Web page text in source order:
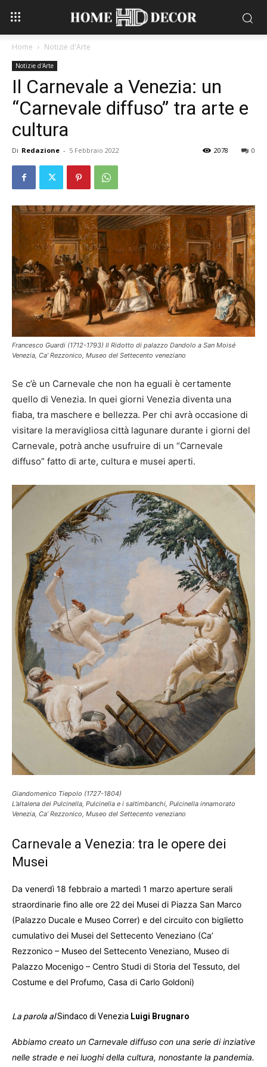
Home Notizie d'Arte
Notizie d'Arte
Il Carnevale a Venezia: un
“Carnevale diffuso” tra arte e
cultura
Di Redazione - 5 Febbraio 2022 0
2078
Francesco Guardi (1712-1793) Il Ridotto di palazzo Dandolo a San Moisé
Venezia, Ca’ Rezzonico, Museo del Settecento veneziano
Se c’è un Carnevale che non ha eguali è certamente
quello di Venezia. In quei giorni Venezia diventa una
fiaba, tra maschere e bellezza. Per chi avrà occasione di
visitare la meravigliosa città lagunare durante i giorni del
Carnevale, potrà anche usufruire di un “Carnevale
diffuso” fatto di arte, cultura e musei aperti.
Giandomenico Tiepolo (1727-1804)
L’altalena dei Pulcinella, Pulcinella e i saltimbanchi, Pulcinella innamorato
Venezia, Ca’ Rezzonico, Museo del Settecento veneziano
Carnevale a Venezia: tra le opere dei
Musei
Da venerdì 18 febbraio a martedì 1 marzo aperture serali
straordinarie fino alle ore 22 dei Musei di Piazza San Marco
(Palazzo Ducale e Museo Correr) e del circuito con biglietto
cumulativo dei Musei del Settecento Veneziano (Ca’
Rezzonico – Museo del Settecento Veneziano, Museo di
Palazzo Mocenigo – Centro Studi di Storia del Tessuto, del
Costume e del Profumo, Casa di Carlo Goldoni)
La parola alSindaco di Venezia Luigi Brugnaro
Abbiamo creato un Carnevale diffuso con una serie di inziative
nelle strade e nei luoghi della cultura, nonostante la pandemia.